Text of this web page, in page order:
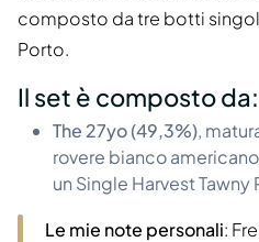
composto da tre botti
Porto.
Il set è composto da:
The 27yo (49,3%),
rovere bianco
un Single Harvest Tawny
Le mie note personali: